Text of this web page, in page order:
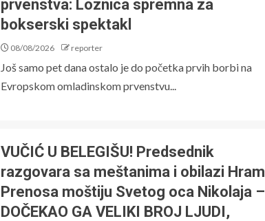
prvenstva: Loznica spremna za
bokserski spektakl
08/08/2026 reporter
Još samo pet dana ostalo je do početka prvih borbi na
Evropskom omladinskom prvenstvu...
VUČIĆ U BELEGIŠU! Predsednik
razgovara sa meštanima i obilazi Hram
Prenosa moštiju Svetog oca Nikolaja –
DOČEKAO GA VELIKI BROJ LJUDI,